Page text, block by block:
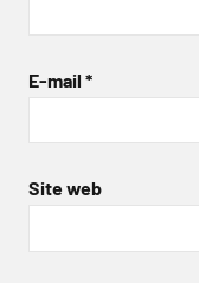
E-mail *
Site web